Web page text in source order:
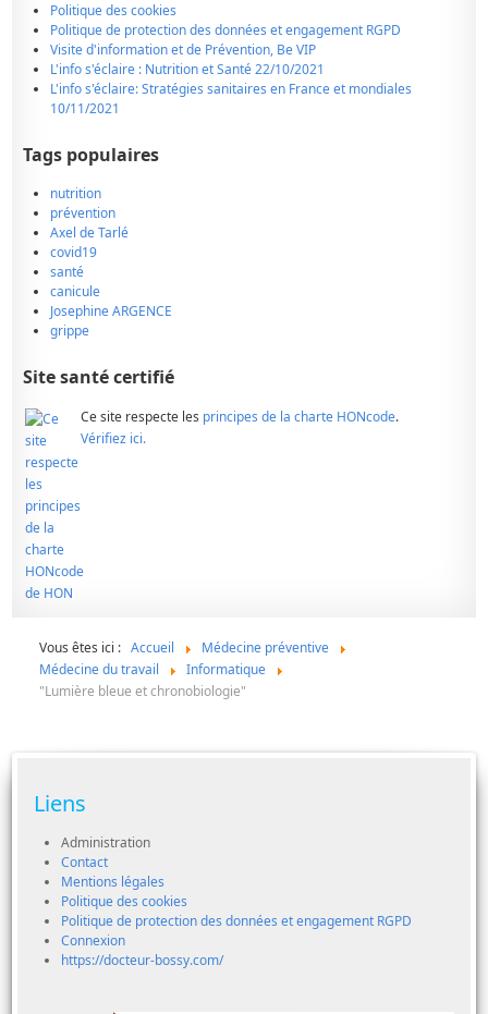
Politique des cookies
Politique de protection des données et engagement RGPD
Visite d'information et de Prévention, Be VIP
L'info s'éclaire : Nutrition et Santé 22/10/2021
L'info s'éclaire: Stratégies sanitaires en France et mondiales
10/11/2021
Tags populaires
nutrition
prévention
Axel de Tarlé
covid19
santé
canicule
Josephine ARGENCE
grippe
Site santé certifié
Ce site respecte les principes de la charte HONcode.
Vérifiez ici.
Vous êtes ici : Accueil
Médecine préventive
Médecine du travail
Informatique
"Lumière bleue et chronobiologie"
Liens
Administration
Contact
Mentions légales
Politique des cookies
Politique de protection des données et engagement RGPD
Connexion
https://docteur-bossy.com/